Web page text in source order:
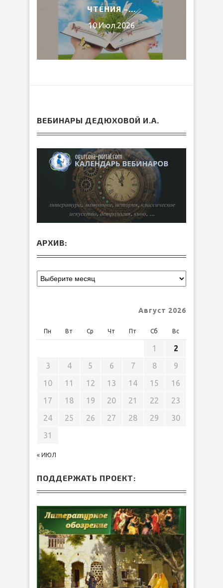
ЧТЕНИЯ –...
10.Июл.2026
ВЕБИНАРЫ ДЕДЮХОВОЙ И.А.
АРХИВ:
Август 2026
Пн Вт Ср Чт Пт Сб Вс
« ИЮЛ
1
2
3
4 5 6 7 8
9
10
11 12 13 14 15
16
17
18 19 20 21 22
23
24
25 26 27 28 29
30
31
ПОДДЕРЖАТЬ ПРОЕКТ: